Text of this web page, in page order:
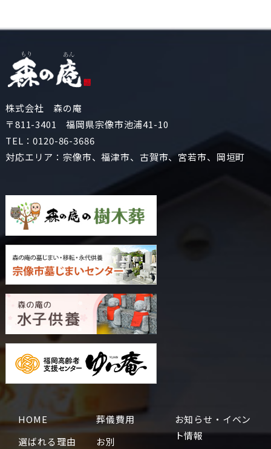
株式会社 森の庵
〒811-3401 福岡県宗像市池浦41-10
TEL：0120-86-3686
対応エリア：宗像市、福津市、古賀市、宮若市、岡垣町
HOME
選ばれる理由
葬儀費用
お別
お知らせ・イベン
ト情報